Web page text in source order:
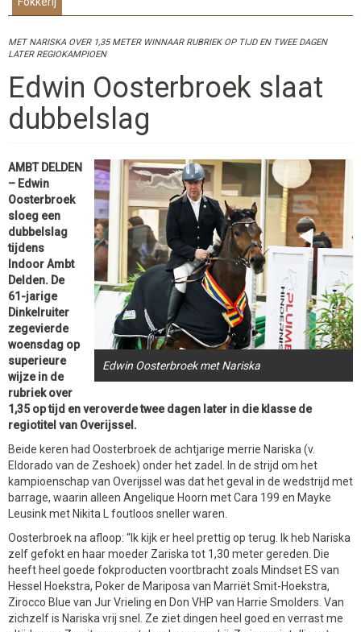
MET NARISKA OVER 1,35 METER WINNAAR RUBRIEK OP TIJD EN TWEE DAGEN
LATER REGIOKAMPIOEN
Edwin Oosterbroek slaat
dubbelslag
Edwin Oosterbroek met Nariska
AMBT DELDEN
– Edwin
Oosterbroek
sloeg een
dubbelslag
tijdens
Indoor Ambt
Delden. De
61-jarige
Dinkelruiter
zegevierde
woensdag op
superieure
wijze in de
rubriek over
1,35 op tijd en veroverde twee dagen later in die klasse de
regiotitel van Overijssel.
Beide keren had Oosterbroek de achtjarige merrie Nariska (v.
Eldorado van de Zeshoek) onder het zadel. In de strijd om het
kampioenschap van Overijssel was dat het geval in de wedstrijd met
barrage, waarin alleen Angelique Hoorn met Cara 199 en Mayke
Leusink met Nikita L foutloos sneller waren.
Oosterbroek na afloop: “Ik kijk er heel prettig op terug. Ik heb Nariska
zelf gefokt en haar moeder Zariska tot 1,30 meter gereden. Die
heeft heel goede fokproducten voortbracht zoals Mindset ES van
Hessel Hoekstra, Poker de Mariposa van Marriët Smit-Hoekstra,
Zirocco Blue van Jur Vrieling en Don VHP van Harrie Smolders. Van
zichzelf is Nariska vrij snel. Ze ziet dingen heel goed en verrast me